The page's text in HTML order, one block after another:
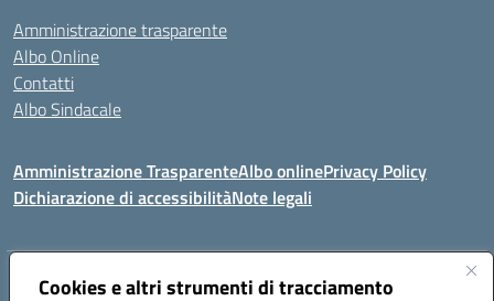
Cookies e altri strumenti di tracciamento
Amministrazione trasparente
Albo Online
Contatti
Albo Sindacale
Amministrazione TrasparenteAlbo onlinePrivacy Policy
Dichiarazione di accessibilitàNote legali
Indirizzo:Via De Martis s.n.c. 07029 Tempio Pausania (OT)